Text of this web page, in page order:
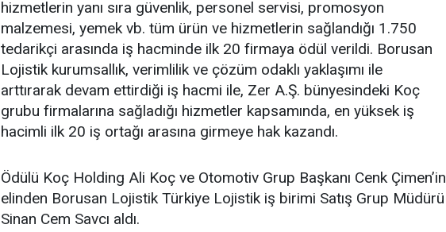
hizmetlerin yanı sıra güvenlik, personel servisi, promosyon
malzemesi, yemek vb. tüm ürün ve hizmetlerin sağlandığı 1.750
tedarikçi arasında iş hacminde ilk 20 firmaya ödül verildi. Borusan
Lojistik kurumsallık, verimlilik ve çözüm odaklı yaklaşımı ile
arttırarak devam ettirdiği iş hacmi ile, Zer A.Ş. bünyesindeki Koç
grubu firmalarına sağladığı hizmetler kapsamında, en yüksek iş
hacimli ilk 20 iş ortağı arasına girmeye hak kazandı.
Ödülü Koç Holding Ali Koç ve Otomotiv Grup Başkanı Cenk Çimen’in
elinden Borusan Lojistik Türkiye Lojistik iş birimi Satış Grup Müdürü
Sinan Cem Savcı aldı.